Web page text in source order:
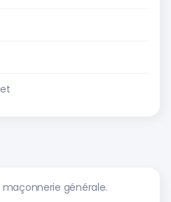
générale.